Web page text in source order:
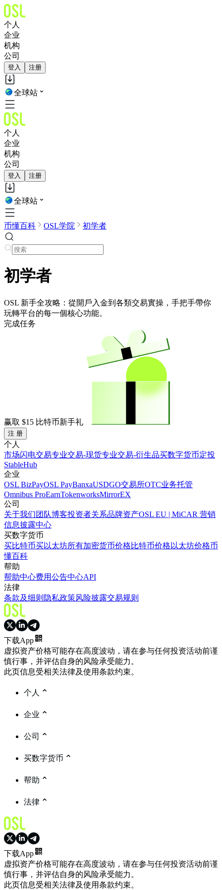
个人
企业
机构
公司
登入 注册
全球站
个人
企业
机构
公司
登入 注册
全球站
币懂百科 OSL学院 初学者
初学者
OSL 新手全攻略：從開戶入金到各類交易實操，手把手帶你
玩轉平台的每一個核心功能。
完成任务
赢取 $15 比特币新手礼
注 册
个人
市场闪电交易专业交易-现货专业交易-衍生品买数字货币定投
StableHub
企业
OSL BizPayOSL PayBanxaUSDGO交易所OTC业务托管
Omnibus ProEarnTokenworksMirrorEX
公司
关于我们团队博客投资者关系品牌资产OSL EU | MiCAR 营销
信息披露中心
买数字货币
买比特币买以太坊所有加密货币价格比特币价格 以太坊价格币
懂百科
帮助
帮助中心费用公告中心API
法律
条款及细则 隐私政策风险披露交易规则
下载App
虚拟资产价格可能存在高度波动，请在参与任何投资活动前谨
慎行事，并评估自身的风险承受能力。
此页信息受相关法律及使用条款约束。
个人
企业
公司
买数字货币
帮助
法律
下载App
虚拟资产价格可能存在高度波动，请在参与任何投资活动前谨
慎行事，并评估自身的风险承受能力。
此页信息受相关法律及使用条款约束。